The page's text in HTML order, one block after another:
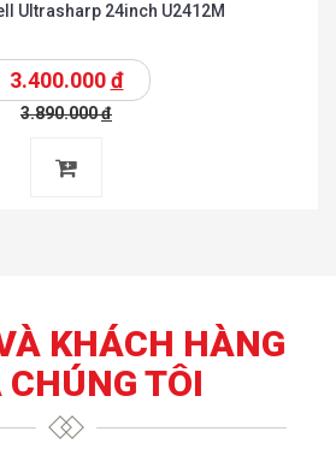
Ultrasharp 24inch U2412M
3.400.000đ
3.890.000đ
KHÁCH HÀNG
CHÚNG TÔI